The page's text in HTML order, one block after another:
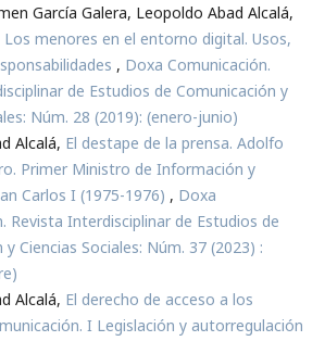
García Galera, Leopoldo Abad Alcalá,
Los menores en el entorno digital. Usos,
, Doxa Comunicación.
de Estudios de Comunicación y
Núm. 28 (2019): (enero-junio)
Alcalá, El destape de la prensa. Adolfo
Primer Ministro de Información y
Carlos I (1975-1976) , Doxa
Revista Interdisciplinar de Estudios de
Ciencias Sociales: Núm. 37 (2023) :
Alcalá, El derecho de acceso a los
I Legislación y autorregulación